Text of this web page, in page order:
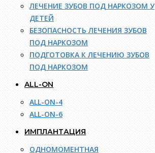
ЛЕЧЕНИЕ ЗУБОВ ПОД НАРКОЗОМ У
ДЕТЕЙ
БЕЗОПАСНОСТЬ ЛЕЧЕНИЯ ЗУБОВ
ПОД НАРКОЗОМ
ПОДГОТОВКА К ЛЕЧЕНИЮ ЗУБОВ
ПОД НАРКОЗОМ
ALL-ON
ALL-ON-4
ALL-ON-6
ИМПЛАНТАЦИЯ
ОДНОМОМЕНТНАЯ